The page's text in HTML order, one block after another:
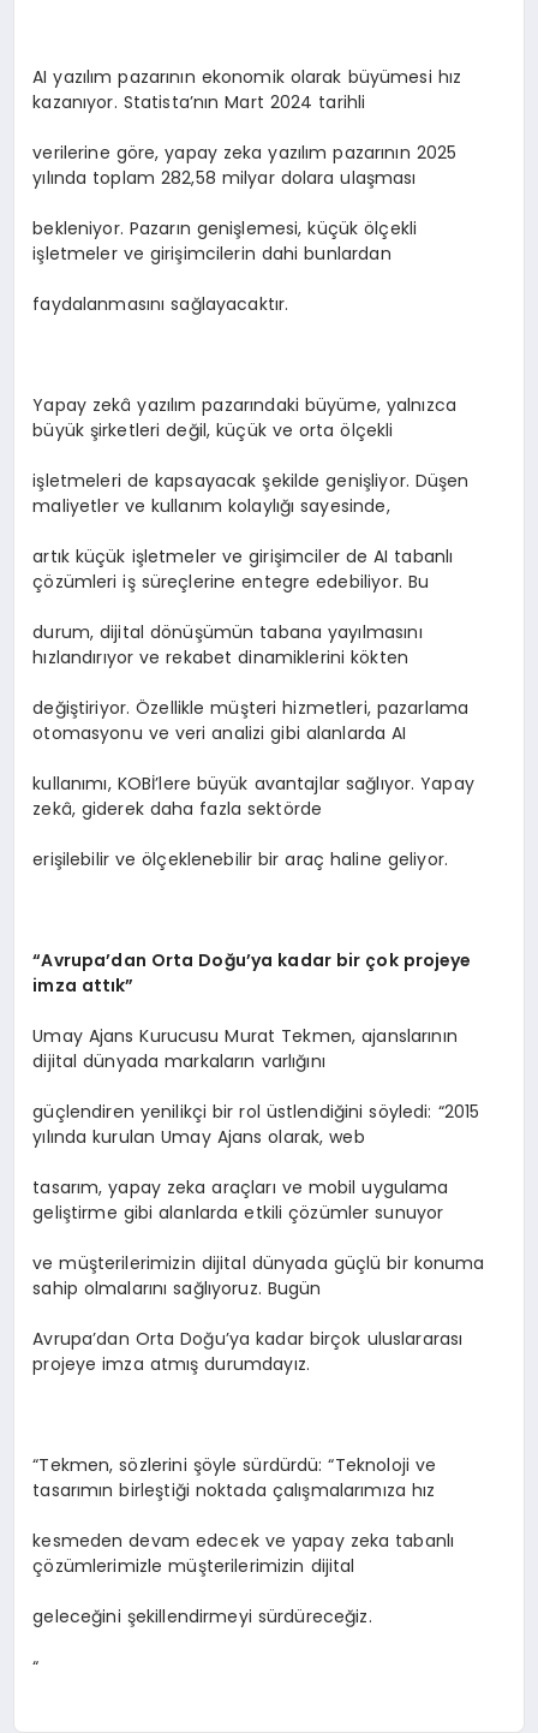
AI yazılım pazarının ekonomik olarak büyümesi hız
kazanıyor. Statista’nın Mart 2024 tarihli
verilerine göre, yapay zeka yazılım pazarının 2025
yılında toplam 282,58 milyar dolara ulaşması
bekleniyor. Pazarın genişlemesi, küçük ölçekli
işletmeler ve girişimcilerin dahi bunlardan
faydalanmasını sağlayacaktır.
Yapay zekâ yazılım pazarındaki büyüme, yalnızca
büyük şirketleri değil, küçük ve orta ölçekli
işletmeleri de kapsayacak şekilde genişliyor. Düşen
maliyetler ve kullanım kolaylığı sayesinde,
artık küçük işletmeler ve girişimciler de AI tabanlı
çözümleri iş süreçlerine entegre edebiliyor. Bu
durum, dijital dönüşümün tabana yayılmasını
hızlandırıyor ve rekabet dinamiklerini kökten
değiştiriyor. Özellikle müşteri hizmetleri, pazarlama
otomasyonu ve veri analizi gibi alanlarda AI
kullanımı, KOBİ’lere büyük avantajlar sağlıyor. Yapay
zekâ, giderek daha fazla sektörde
erişilebilir ve ölçeklenebilir bir araç haline geliyor.
“Avrupa’dan Orta Doğu’ya kadar bir çok projeye
imza attık”
Umay Ajans Kurucusu Murat Tekmen, ajanslarının
dijital dünyada markaların varlığını
güçlendiren yenilikçi bir rol üstlendiğini söyledi: “2015
yılında kurulan Umay Ajans olarak, web
tasarım, yapay zeka araçları ve mobil uygulama
geliştirme gibi alanlarda etkili çözümler sunuyor
ve müşterilerimizin dijital dünyada güçlü bir konuma
sahip olmalarını sağlıyoruz. Bugün
Avrupa’dan Orta Doğu’ya kadar birçok uluslararası
projeye imza atmış durumdayız.
“Tekmen, sözlerini şöyle sürdürdü: “Teknoloji ve
tasarımın birleştiği noktada çalışmalarımıza hız
kesmeden devam edecek ve yapay zeka tabanlı
çözümlerimizle müşterilerimizin dijital
geleceğini şekillendirmeyi sürdüreceğiz.
“